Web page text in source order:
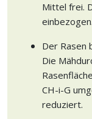
Mittel frei.
einbezogen.
Der Rasen
Die
CH-i-G
reduziert.